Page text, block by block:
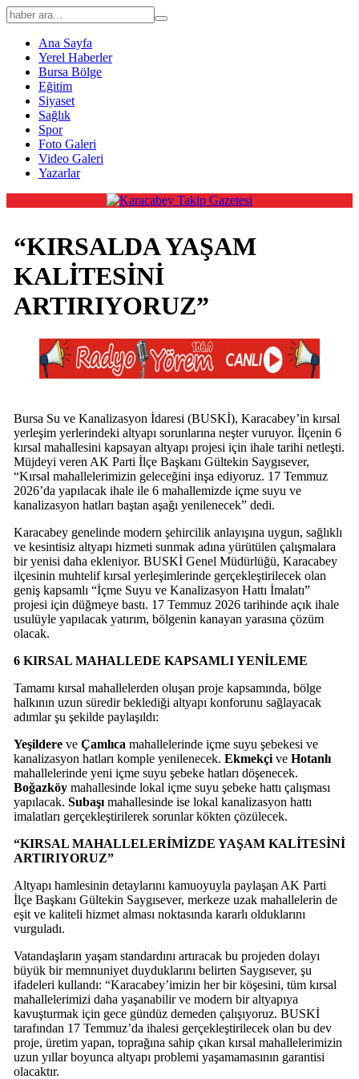
Ana Sayfa
Yerel Haberler
Bursa Bölge
Eğitim
Siyaset
Sağlık
Spor
Foto Galeri
Video Galeri
Yazarlar
“KIRSALDA YAŞAM
KALİTESİNİ
ARTIRIYORUZ”
Bursa Su ve Kanalizasyon İdaresi (BUSKİ), Karacabey’in kırsal
yerleşim yerlerindeki altyapı sorunlarına neşter vuruyor. İlçenin 6
kırsal mahallesini kapsayan altyapı projesi için ihale tarihi netleşti.
Müjdeyi veren AK Parti İlçe Başkanı Gültekin Saygısever,
“Kırsal mahallelerimizin geleceğini inşa ediyoruz. 17 Temmuz
2026’da yapılacak ihale ile 6 mahallemizde içme suyu ve
kanalizasyon hatları baştan aşağı yenilenecek” dedi.
Karacabey genelinde modern şehircilik anlayışına uygun, sağlıklı
ve kesintisiz altyapı hizmeti sunmak adına yürütülen çalışmalara
bir yenisi daha ekleniyor. BUSKİ Genel Müdürlüğü, Karacabey
ilçesinin muhtelif kırsal yerleşimlerinde gerçekleştirilecek olan
geniş kapsamlı “İçme Suyu ve Kanalizasyon Hattı İmalatı”
projesi için düğmeye bastı. 17 Temmuz 2026 tarihinde açık ihale
usulüyle yapılacak yatırım, bölgenin kanayan yarasına çözüm
olacak.
6 KIRSAL MAHALLEDE KAPSAMLI YENİLEME
Tamamı kırsal mahallelerden oluşan proje kapsamında, bölge
halkının uzun süredir beklediği altyapı konforunu sağlayacak
adımlar şu şekilde paylaşıldı:
Yeşildereve Çamlıca mahallelerinde içme suyu şebekesi ve
kanalizasyon hatları komple yenilenecek. Ekmekçive Hotanlı
mahallelerinde yeni içme suyu şebeke hatları döşenecek.
Boğazköymahallesinde lokal içme suyu şebeke hattı çalışması
yapılacak. Subaşımahallesinde ise lokal kanalizasyon hattı
imalatları gerçekleştirilerek sorunlar kökten çözülecek.
“KIRSAL MAHALLELERİMİZDE YAŞAM KALİTESİNİ
ARTIRIYORUZ”
Altyapı hamlesinin detaylarını kamuoyuyla paylaşan AK Parti
İlçe Başkanı Gültekin Saygısever, merkeze uzak mahallelerin de
eşit ve kaliteli hizmet alması noktasında kararlı olduklarını
vurguladı.
Vatandaşların yaşam standardını artıracak bu projeden dolayı
büyük bir memnuniyet duyduklarını belirten Saygısever, şu
ifadeleri kullandı: “Karacabey’imizin her bir köşesini, tüm kırsal
mahallelerimizi daha yaşanabilir ve modern bir altyapıya
kavuşturmak için gece gündüz demeden çalışıyoruz. BUSKİ
tarafından 17 Temmuz’da ihalesi gerçekleştirilecek olan bu dev
proje, üretim yapan, toprağına sahip çıkan kırsal mahallelerimizin
uzun yıllar boyunca altyapı problemi yaşamamasının garantisi
olacaktır.